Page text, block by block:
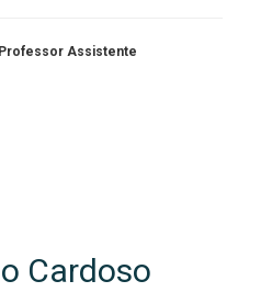
Professor Assistente
Cardoso